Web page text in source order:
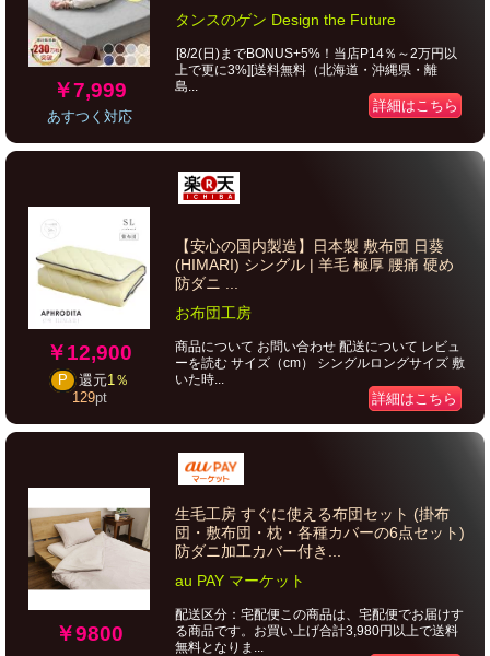
￥7,999
あすつく対応
タンスのゲン Design the Future
[8/2(日)までBONUS+5%！当店P14％～2万円以
上で更に3%][送料無料（北海道・沖縄県・離
島...
詳細はこちら
￥12,900
P 還元1％
129pt
【安心の国内製造】日本製 敷布団 日葵
(HIMARI) シングル | 羊毛 極厚 腰痛 硬め
防ダニ ...
お布団工房
商品について お問い合わせ 配送について レビュ
ーを読む サイズ（cm） シングルロングサイズ 敷
いた時...
詳細はこちら
￥9800
生毛工房 すぐに使える布団セット (掛布
団・敷布団・枕・各種カバーの6点セット)
防ダニ加工カバー付き...
au PAY マーケット
配送区分：宅配便この商品は、宅配便でお届けす
る商品です。お買い上げ合計3,980円以上で送料
無料となりま...